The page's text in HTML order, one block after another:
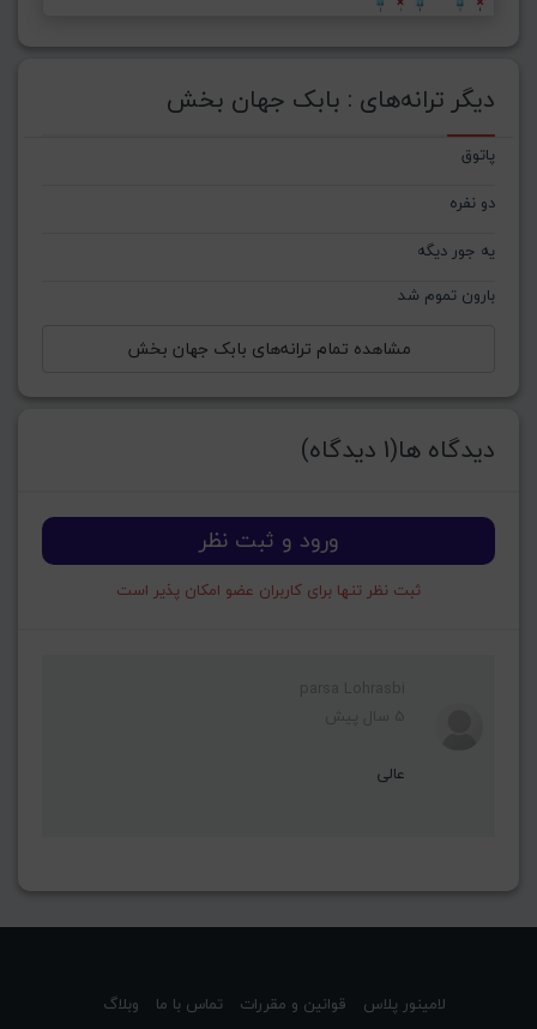
دیگر ترانه‌های : بابک جهان بخش
پاتوق
دو نفره
یه جور دیگه
بارون تموم شد
مشاهده تمام ترانه‌های بابک جهان بخش
دیدگاه ها(1 دیدگاه)
ورود و ثبت نظر
ثبت نظر تنها برای کاربران عضو امکان پذیر است
عالی
لامینور پلاس قوانین و مقررات تماس با ما وبلاگ